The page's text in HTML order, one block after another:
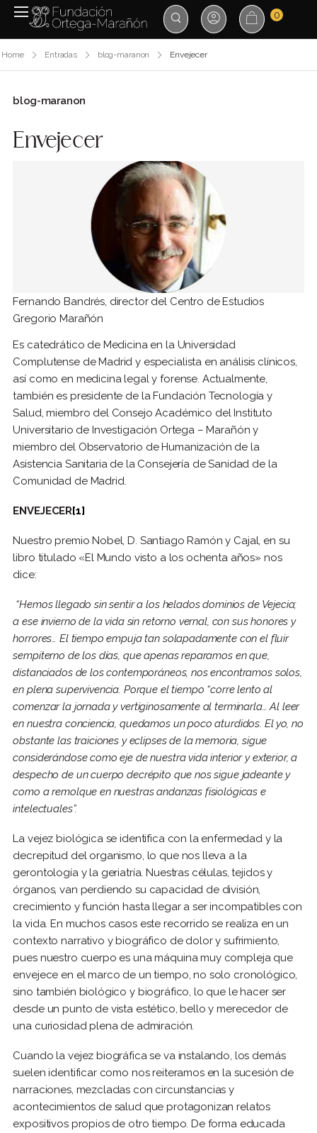
0
Home Entradas blog-maranon Envejecer
blog-maranon
Envejecer
Fernando Bandrés, director del Centro de Estudios
Gregorio Marañón
Es catedrático de Medicina en la Universidad
Complutense de Madrid y especialista en análisis clínicos,
así como en medicina legal y forense. Actualmente,
también es presidente de la Fundación Tecnología y
Salud, miembro del Consejo Académico del Instituto
Universitario de Investigación Ortega – Marañón y
miembro del Observatorio de Humanización de la
Asistencia Sanitaria de la Consejería de Sanidad de la
Comunidad de Madrid.
ENVEJECER[1]
Nuestro premio Nobel, D. Santiago Ramón y Cajal, en su
libro titulado «El Mundo visto a los ochenta años» nos
dice:
“Hemos llegado sin sentir a los helados dominios de Vejecia;
a ese invierno de la vida sin retorno vernal, con sus honores y
horrores… El tiempo empuja tan solapadamente con el fluir
sempiterno de los días, que apenas reparamos en que,
distanciados de los contemporáneos, nos encontramos solos,
en plena supervivencia. Porque el tiempo “corre lento al
comenzar la jornada y vertiginosamente al terminarla… Al leer
en nuestra conciencia, quedamos un poco aturdidos. El yo, no
obstante las traiciones y eclipses de la memoria, sigue
considerándose como eje de nuestra vida interior y exterior, a
despecho de un cuerpo decrépito que nos sigue jadeante y
como a remolque en nuestras andanzas fisiológicas e
intelectuales”.
La vejez biológica se identifica con la enfermedad y la
decrepitud del organismo, lo que nos lleva a la
gerontología y la geriatría. Nuestras células, tejidos y
órganos, van perdiendo su capacidad de división,
crecimiento y función hasta llegar a ser incompatibles con
la vida. En muchos casos este recorrido se realiza en un
contexto narrativo y biográfico de dolor y sufrimiento,
pues nuestro cuerpo es una máquina muy compleja que
envejece en el marco de un tiempo, no solo cronológico,
sino también biológico y biográfico, lo que le hacer ser
desde un punto de vista estético, bello y merecedor de
una curiosidad plena de admiración.
Cuando la vejez biográfica se va instalando, los demás
suelen identificar como nos reiteramos en la sucesión de
narraciones, mezcladas con circunstancias y
acontecimientos de salud que protagonizan relatos
expositivos propios de otro tiempo. De forma educada